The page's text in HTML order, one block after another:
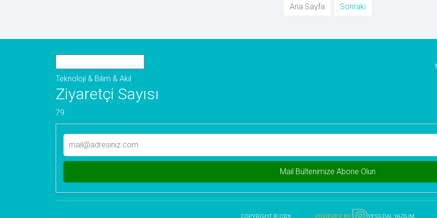
Ana Sayfa Sonraki
Teknoloji & Bilim & Akıl
Ziyaretçi Sayısı
79
COPYRIGHT © 2026 POWERED BY YEŞİLDAL YAZILIM